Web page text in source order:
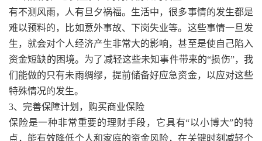
有不测风雨，人有旦夕祸福。生活中，很多事情的发生都是
难以预料的，比如意外事故、下岗失业等。这些事情一旦发
生，就会对个人经济产生非常大的影响，甚至是使自己陷入
资金短缺的困境。为了减轻这些未知事件带来的“损伤”，我
们能做的只有未雨绸缪，提前储备好应急资金，以应对这些
特殊情况的发生。
3、完善保障计划，购买商业保险
保险是一种非常重要的理财手段，它具有“以小博大”的特
点，能有效降低个人和家庭的资金风险，在关键时刻减轻个